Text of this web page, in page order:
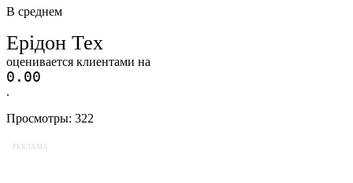
В среднем
Ерідон Тех
оценивается клиентами на
0.00
.
Просмотры: 322
РЕКЛАМА